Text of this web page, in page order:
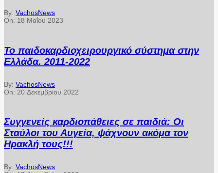
By: VachosNews
On: 18 Μαΐου 2023
Το παιδοκαρδιοχειρουργικό σύστημα στην
Ελλάδα. 2011-2022
By: VachosNews
On: 20 Δεκεμβρίου 2022
Συγγενείς καρδιοπάθειες σε παιδιά: Οι
Σταύλοι του Αυγεία, ψάχνουν ακόμα τον
Ηρακλή τους!!!
By: VachosNews